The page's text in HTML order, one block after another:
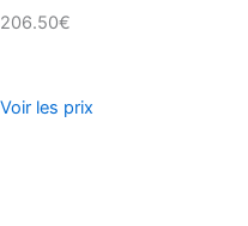
206.50€
Voir les prix